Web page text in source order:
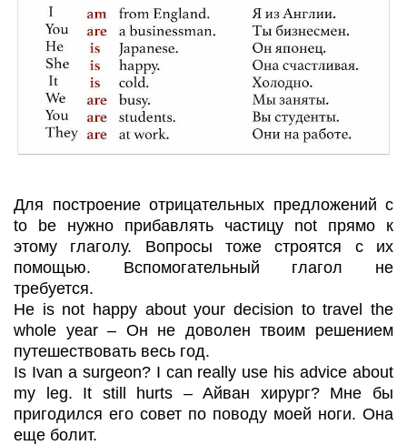
Для построение отрицательных предложений с
to be нужно прибавлять частицу not прямо к
этому глаголу. Вопросы тоже строятся с их
помощью. Вспомогательный глагол не
требуется.
He is not happy about your decision to travel the
whole year – Он не доволен твоим решением
путешествовать весь год.
Is Ivan a surgeon? I can really use his advice about
my leg. It still hurts – Айван хирург? Мне бы
пригодился его совет по поводу моей ноги. Она
еще болит.